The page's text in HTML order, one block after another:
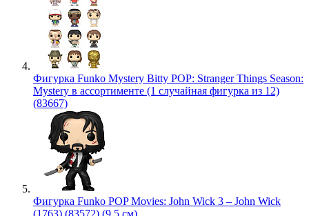
Фигурка Funko Mystery Bitty POP: Stranger Things Season:
Mystery в ассортименте (1 случайная фигурка из 12)
(83667)
Фигурка Funko POP Movies: John Wick 3 – John Wick
(1763) (83572) (9,5 см)